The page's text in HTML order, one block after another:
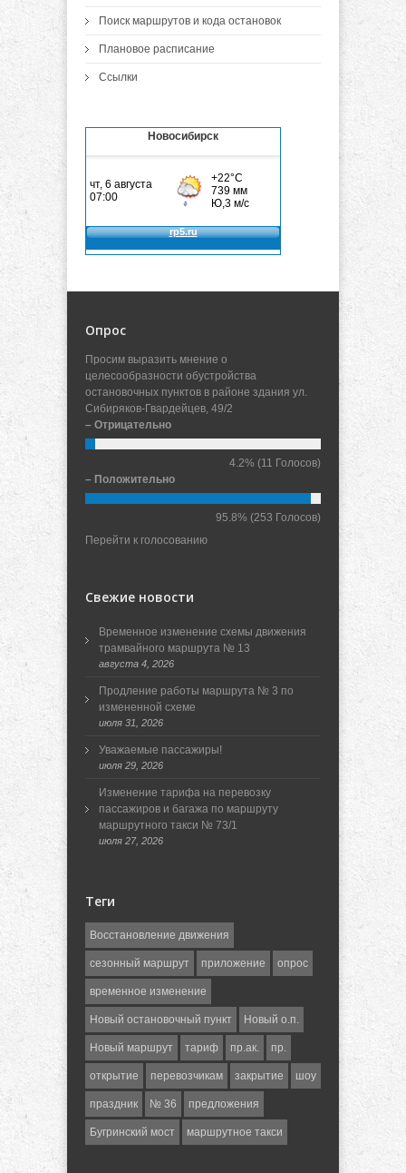
Поиск маршрутов и кода остановок
Плановое расписание
Ссылки
Новосибирск
Опрос
Просим выразить мнение о
целесообразности обустройства
остановочных пунктов в районе здания ул.
Сибиряков-Гвардейцев, 49/2
– Отрицательно
4.2% (11 Голосов)
– Положительно
95.8% (253 Голосов)
Перейти к голосованию
Свежие новости
Временное изменение схемы движения
трамвайного маршрута № 13
августа 4, 2026
Продление работы маршрута № 3 по
измененной схеме
июля 31, 2026
Уважаемые пассажиры!
июля 29, 2026
Изменение тарифа на перевозку
пассажиров и багажа по маршруту
маршрутного такси № 73/1
июля 27, 2026
Теги
Восстановление движения
сезонный маршрут приложение опрос
временное изменение
Новый остановочный пункт Новый о.п.
Новый маршрут тариф пр.ак. пр.
открытие перевозчикам закрытие шоу
праздник № 36 предложения
Бугринский мост маршрутное такси